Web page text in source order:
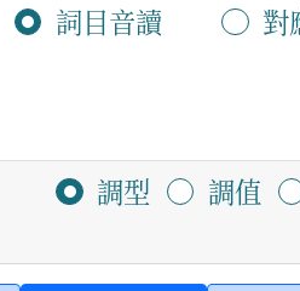
詞目音讀 對
調型 調值